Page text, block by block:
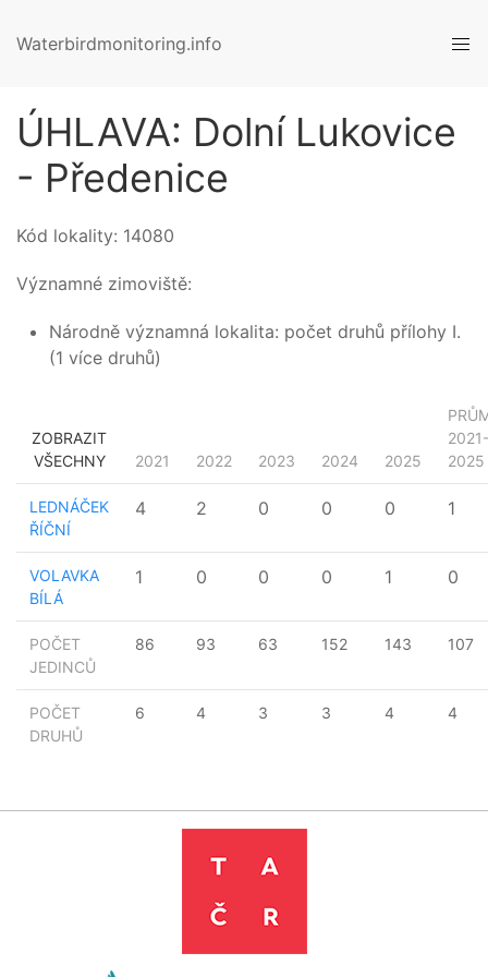
Waterbirdmonitoring.info
ÚHLAVA: Dolní Lukovice
- Předenice
Kód lokality: 14080
Významné zimoviště:
Národně významná lokalita: počet druhů přílohy I.
(1 více druhů)
ZOBRAZIT
VŠECHNY
2021 2022 2023 2024 2025
2021-
2025
POČET
JEDINCŮ
86 93 63 152 143 107
POČET
DRUHŮ
6 4 3 3 4 4
LEDNÁČEK
ŘÍČNÍ
4 2 0 0 0 1
VOLAVKA
BÍLÁ
1 0 0 0 1 0